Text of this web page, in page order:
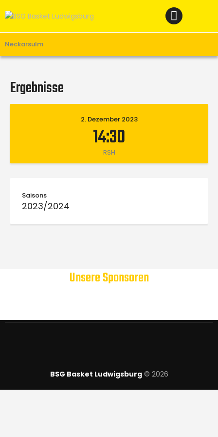
NeckarsulmVerein
Teams M
Unterstützen
Ergebnisse
2. Dezember 2023
14:30
RSH
Saisons
2023/2024
Unsere Sponsoren
BSG Basket Ludwigsburg© 2026